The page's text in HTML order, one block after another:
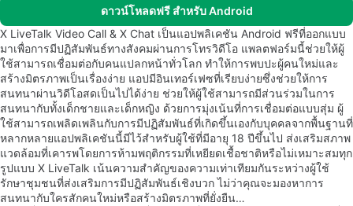
ดาวน์โหลดฟรี สำหรับ Android
X LiveTalk Video Call & X Chat เป็นแอปพลิเคชัน Android ฟรีที่ออกแบบ
มาเพื่อการมีปฏิสัมพันธ์ทางสังคมผ่านการโทรวิดีโอ แพลตฟอร์มนี้ช่วยให้ผู้
ใช้สามารถเชื่อมต่อกับคนแปลกหน้าทั่วโลก ทำให้การพบปะผู้คนใหม่และ
สร้างมิตรภาพเป็นเรื่องง่าย แอปมีอินเทอร์เฟซที่เรียบง่ายซึ่งช่วยให้การ
สนทนาผ่านวิดีโอสดเป็นไปได้ง่าย ช่วยให้ผู้ใช้สามารถมีส่วนร่วมในการ
สนทนากับทั้งเด็กชายและเด็กหญิง ด้วยการมุ่งเน้นที่การเชื่อมต่อแบบสุ่ม ผู้
ใช้สามารถเพลิดเพลินกับการมีปฏิสัมพันธ์ที่เกิดขึ้นเองกับบุคคลจากพื้นฐานที่
หลากหลายแอปพลิเคชันนี้มีไว้สำหรับผู้ใช้ที่มีอายุ 18 ปีขึ้นไป ส่งเสริมสภาพ
แวดล้อมที่เคารพโดยการห้ามพฤติกรรมที่เหยียดเชื้อชาติหรือไม่เหมาะสมทุก
รูปแบบ X LiveTalk เน้นความสำคัญของความเท่าเทียมกันระหว่างผู้ใช้
รักษาชุมชนที่ส่งเสริมการมีปฏิสัมพันธ์เชิงบวก ไม่ว่าคุณจะมองหาการ
สนทนากับใครสักคนใหม่หรือสร้างมิตรภาพที่ยั่งยืน…